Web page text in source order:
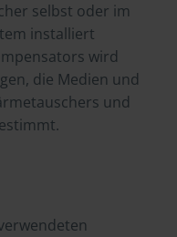
selbst oder im
installiert
wird
die Medien und
und